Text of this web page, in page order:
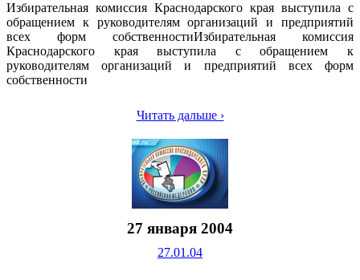
Избирательная комиссия Краснодарского края выступила с
обращением к руководителям организаций и предприятий
всех форм собственностиИзбирательная комиссия
Краснодарского края выступила с обращением к
руководителям организаций и предприятий всех форм
собственности
Читать дальше ›
27 января 2004
27.01.04